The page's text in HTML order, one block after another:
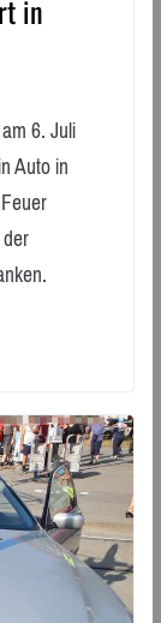
in
6. Juli
Auto in